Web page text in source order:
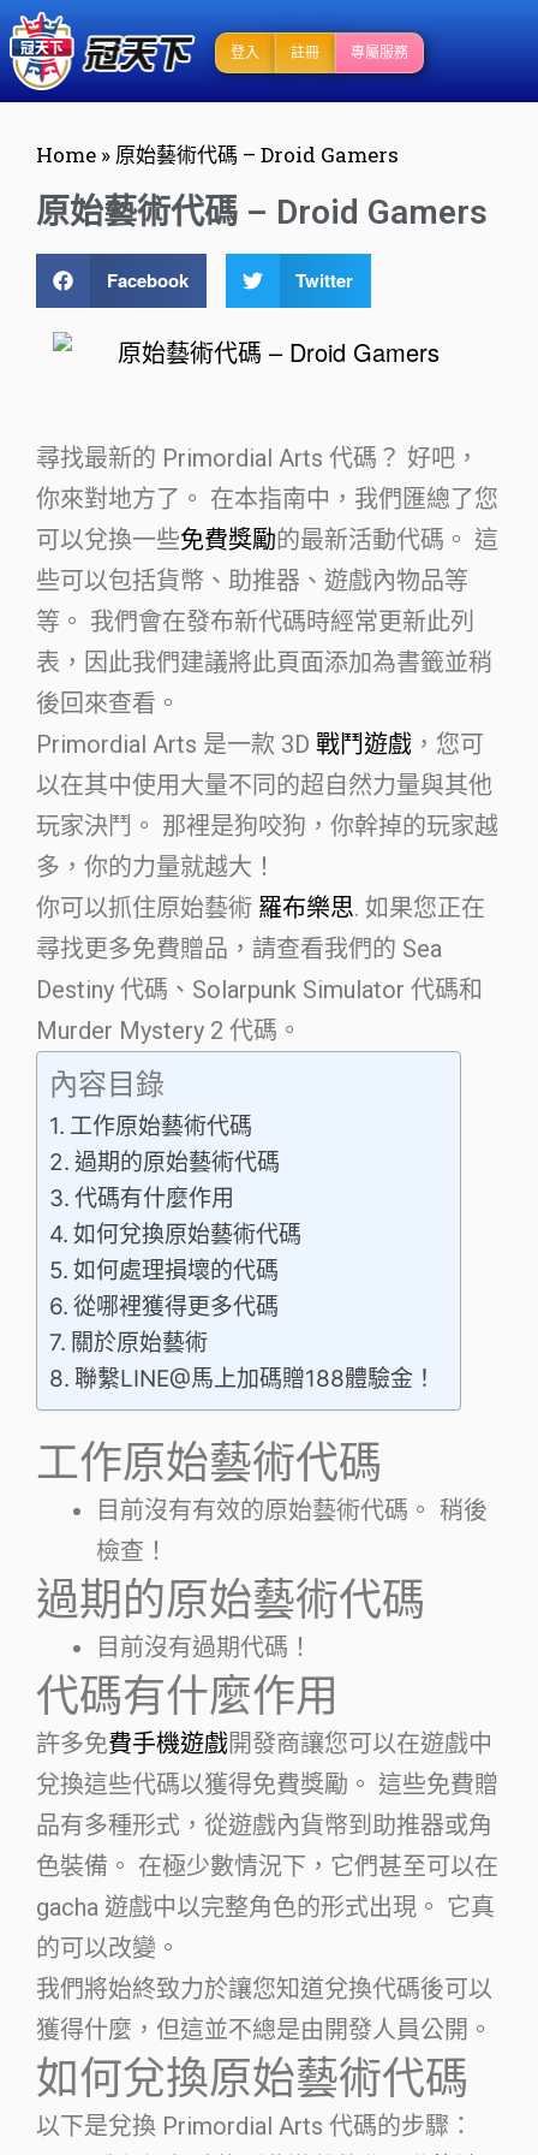
登入 註冊 專屬服務
Home » 原始藝術代碼 – Droid Gamers
原始藝術代碼 – Droid Gamers
Facebook Twitter
尋找最新的 Primordial Arts 代碼？ 好吧，
你來對地方了。 在本指南中，我們匯總了您
可以兌換一些免費獎勵的最新活動代碼。 這
些可以包括貨幣、助推器、遊戲內物品等
等。 我們會在發布新代碼時經常更新此列
表，因此我們建議將此頁面添加為書籤並稍
後回來查看。
Primordial Arts 是一款 3D 戰鬥遊戲 ，您可
以在其中使用大量不同的超自然力量與其他
玩家決鬥。 那裡是狗咬狗，你幹掉的玩家越
多，你的力量就越大！
你可以抓住原始藝術 羅布樂思. 如果您正在
尋找更多免費贈品，請查看我們的 Sea
Destiny 代碼、Solarpunk Simulator 代碼和
Murder Mystery 2 代碼。
內容目錄
工作原始藝術代碼
過期的原始藝術代碼
代碼有什麼作用
如何兌換原始藝術代碼
如何處理損壞的代碼
從哪裡獲得更多代碼
關於原始藝術
聯繫LINE@馬上加碼贈188體驗金！
工作原始藝術代碼
目前沒有有效的原始藝術代碼。 稍後
檢查！
過期的原始藝術代碼
目前沒有過期代碼！
代碼有什麼作用
許多免費手機遊戲開發商讓您可以在遊戲中
兌換這些代碼以獲得免費獎勵。 這些免費贈
品有多種形式，從遊戲內貨幣到助推器或角
色裝備。 在極少數情況下，它們甚至可以在
gacha 遊戲中以完整角色的形式出現。 它真
的可以改變。
我們將始終致力於讓您知道兌換代碼後可以
獲得什麼，但這並不總是由開發人員公開。
如何兌換原始藝術代碼
以下是兌換 Primordial Arts 代碼的步驟：